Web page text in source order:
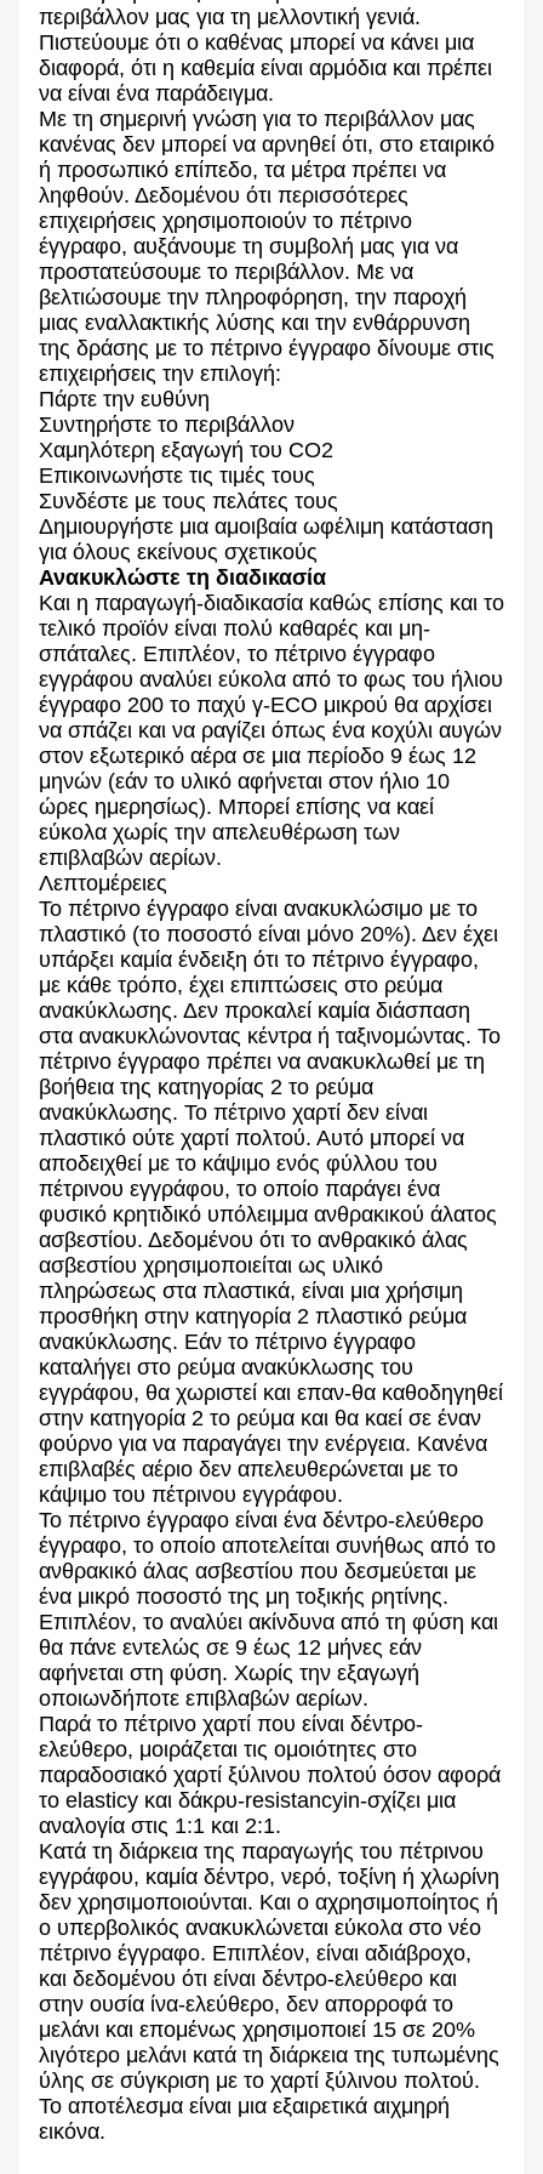
περιβάλλον μας για τη μελλοντική γενιά.
Πιστεύουμε ότι ο καθένας μπορεί να κάνει μια
διαφορά, ότι η καθεμία είναι αρμόδια και πρέπει
να είναι ένα παράδειγμα.
Με τη σημερινή γνώση για το περιβάλλον μας
κανένας δεν μπορεί να αρνηθεί ότι, στο εταιρικό
ή προσωπικό επίπεδο, τα μέτρα πρέπει να
ληφθούν. Δεδομένου ότι περισσότερες
επιχειρήσεις χρησιμοποιούν το πέτρινο
έγγραφο, αυξάνουμε τη συμβολή μας για να
προστατεύσουμε το περιβάλλον. Με να
βελτιώσουμε την πληροφόρηση, την παροχή
μιας εναλλακτικής λύσης και την ενθάρρυνση
της δράσης με το πέτρινο έγγραφο δίνουμε στις
επιχειρήσεις την επιλογή:
Πάρτε την ευθύνη
Συντηρήστε το περιβάλλον
Χαμηλότερη εξαγωγή του CO2
Επικοινωνήστε τις τιμές τους
Συνδέστε με τους πελάτες τους
Δημιουργήστε μια αμοιβαία ωφέλιμη κατάσταση
για όλους εκείνους σχετικούς
Ανακυκλώστε τη διαδικασία
Και η παραγωγή-διαδικασία καθώς επίσης και το
τελικό προϊόν είναι πολύ καθαρές και μη-
σπάταλες. Επιπλέον, το πέτρινο έγγραφο
εγγράφου αναλύει εύκολα από το φως του ήλιου
έγγραφο 200 το παχύ γ-ECO μικρού θα αρχίσει
να σπάζει και να ραγίζει όπως ένα κοχύλι αυγών
στον εξωτερικό αέρα σε μια περίοδο 9 έως 12
μηνών (εάν το υλικό αφήνεται στον ήλιο 10
ώρες ημερησίως). Μπορεί επίσης να καεί
εύκολα χωρίς την απελευθέρωση των
επιβλαβών αερίων.
Λεπτομέρειες
Το πέτρινο έγγραφο είναι ανακυκλώσιμο με το
πλαστικό (το ποσοστό είναι μόνο 20%). Δεν έχει
υπάρξει καμία ένδειξη ότι το πέτρινο έγγραφο,
με κάθε τρόπο, έχει επιπτώσεις στο ρεύμα
ανακύκλωσης. Δεν προκαλεί καμία διάσπαση
στα ανακυκλώνοντας κέντρα ή ταξινομώντας. Το
πέτρινο έγγραφο πρέπει να ανακυκλωθεί με τη
βοήθεια της κατηγορίας 2 το ρεύμα
ανακύκλωσης. Το πέτρινο χαρτί δεν είναι
πλαστικό ούτε χαρτί πολτού. Αυτό μπορεί να
αποδειχθεί με το κάψιμο ενός φύλλου του
πέτρινου εγγράφου, το οποίο παράγει ένα
φυσικό κρητιδικό υπόλειμμα ανθρακικού άλατος
ασβεστίου. Δεδομένου ότι το ανθρακικό άλας
ασβεστίου χρησιμοποιείται ως υλικό
πληρώσεως στα πλαστικά, είναι μια χρήσιμη
προσθήκη στην κατηγορία 2 πλαστικό ρεύμα
ανακύκλωσης. Εάν το πέτρινο έγγραφο
καταλήγει στο ρεύμα ανακύκλωσης του
εγγράφου, θα χωριστεί και επαν-θα καθοδηγηθεί
στην κατηγορία 2 το ρεύμα και θα καεί σε έναν
φούρνο για να παραγάγει την ενέργεια. Κανένα
επιβλαβές αέριο δεν απελευθερώνεται με το
κάψιμο του πέτρινου εγγράφου.
Το πέτρινο έγγραφο είναι ένα δέντρο-ελεύθερο
έγγραφο, το οποίο αποτελείται συνήθως από το
ανθρακικό άλας ασβεστίου που δεσμεύεται με
ένα μικρό ποσοστό της μη τοξικής ρητίνης.
Επιπλέον, το αναλύει ακίνδυνα από τη φύση και
θα πάνε εντελώς σε 9 έως 12 μήνες εάν
αφήνεται στη φύση. Χωρίς την εξαγωγή
οποιωνδήποτε επιβλαβών αερίων.
Παρά το πέτρινο χαρτί που είναι δέντρο-
ελεύθερο, μοιράζεται τις ομοιότητες στο
παραδοσιακό χαρτί ξύλινου πολτού όσον αφορά
το elasticy και δάκρυ-resistancyin-σχίζει μια
αναλογία στις 1:1 και 2:1.
Κατά τη διάρκεια της παραγωγής του πέτρινου
εγγράφου, καμία δέντρο, νερό, τοξίνη ή χλωρίνη
δεν χρησιμοποιούνται. Και ο αχρησιμοποίητος ή
ο υπερβολικός ανακυκλώνεται εύκολα στο νέο
πέτρινο έγγραφο. Επιπλέον, είναι αδιάβροχο,
και δεδομένου ότι είναι δέντρο-ελεύθερο και
στην ουσία ίνα-ελεύθερο, δεν απορροφά το
μελάνι και επομένως χρησιμοποιεί 15 σε 20%
λιγότερο μελάνι κατά τη διάρκεια της τυπωμένης
ύλης σε σύγκριση με το χαρτί ξύλινου πολτού.
Το αποτέλεσμα είναι μια εξαιρετικά αιχμηρή
εικόνα.